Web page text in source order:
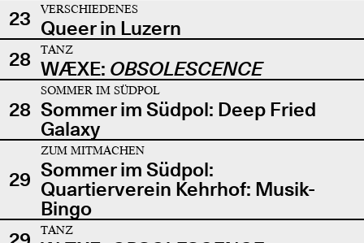
23
VERSCHIEDENES
Queer in Luzern
28
TANZ
WÆXE: OBSOLESCENCE
28
SOMMER IM SÜDPOL
Sommer im Südpol: Deep Fried
Galaxy
29
ZUM MITMACHEN
Sommer im Südpol:
Quartierverein Kehrhof: Musik-
Bingo
TANZ